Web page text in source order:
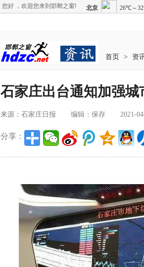
您好 ，欢迎您来到邯郸之窗!
首页 > 资
石家庄出台通知加强
来源：石家庄日报 编辑：保存 2021-
分享：